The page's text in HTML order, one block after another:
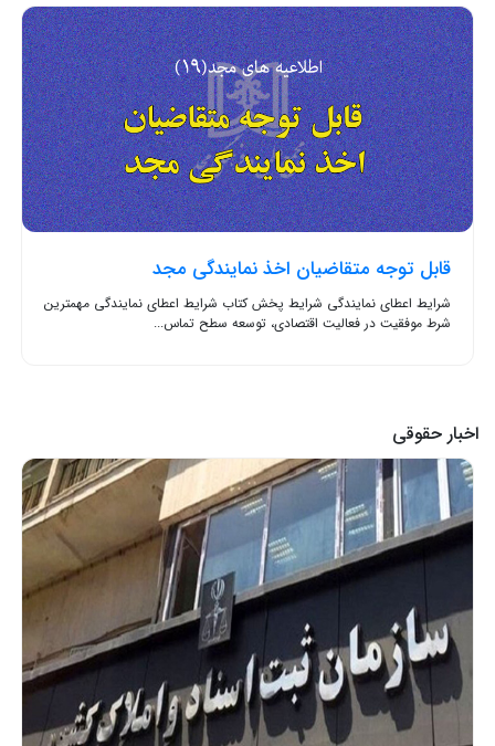
قابل توجه متقاضیان اخذ نمایندگی مجد
شرایط اعطای نمایندگی شرایط پخش کتاب شرایط اعطای نمایندگی مهمترین
شرط موفقیت در فعالیت اقتصادی، توسعه سطح تماس...
اخبار حقوقی